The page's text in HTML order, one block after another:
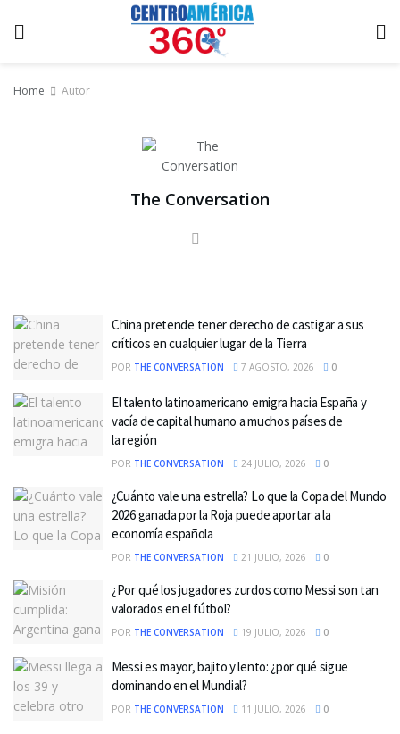
Home Autor
The Conversation
China pretende tener derecho de castigar a sus
críticos en cualquier lugar de la Tierra
POR THE CONVERSATION 7 AGOSTO, 2026 0
El talento latinoamericano emigra hacia España y
vacía de capital humano a muchos países de
la región
POR THE CONVERSATION 24 JULIO, 2026 0
¿Cuánto vale una estrella? Lo que la Copa del Mundo
2026 ganada por la Roja puede aportar a la
economía española
POR THE CONVERSATION 21 JULIO, 2026 0
¿Por qué los jugadores zurdos como Messi son tan
valorados en el fútbol?
POR THE CONVERSATION 19 JULIO, 2026 0
Messi es mayor, bajito y lento: ¿por qué sigue
dominando en el Mundial?
POR THE CONVERSATION 11 JULIO, 2026 0